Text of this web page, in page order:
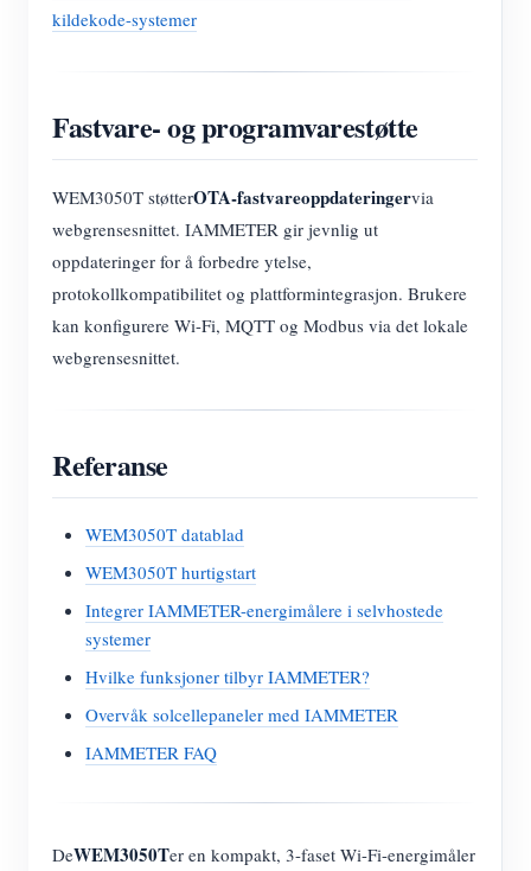
kildekode-systemer
Fastvare- og programvarestøtte
WEM3050T støtterOTA-fastvareoppdateringervia
webgrensesnittet. IAMMETER gir jevnlig ut
oppdateringer for å forbedre ytelse,
protokollkompatibilitet og plattformintegrasjon. Brukere
kan konfigurere Wi-Fi, MQTT og Modbus via det lokale
webgrensesnittet.
Referanse
WEM3050T datablad
WEM3050T hurtigstart
Integrer IAMMETER-energimålere i selvhostede
systemer
Hvilke funksjoner tilbyr IAMMETER?
Overvåk solcellepaneler med IAMMETER
IAMMETER FAQ
DeWEM3050Ter en kompakt, 3-faset Wi-Fi-energimåler